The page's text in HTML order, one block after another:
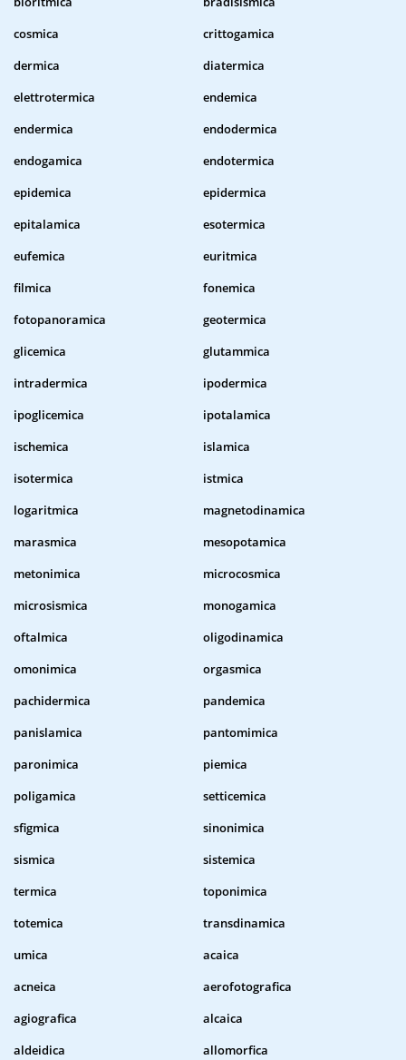
cosmica
crittogamica
dermica
diatermica
elettrotermica
endemica
endermica
endodermica
endogamica
endotermica
epidemica
epidermica
epitalamica
esotermica
eufemica
euritmica
filmica
fonemica
fotopanoramica
geotermica
glicemica
glutammica
intradermica
ipodermica
ipoglicemica
ipotalamica
ischemica
islamica
isotermica
istmica
logaritmica
magnetodinamica
marasmica
mesopotamica
metonimica
microcosmica
microsismica
monogamica
oftalmica
oligodinamica
omonimica
orgasmica
pachidermica
pandemica
panislamica
pantomimica
paronimica
piemica
poligamica
setticemica
sfigmica
sinonimica
sismica
sistemica
termica
toponimica
totemica
transdinamica
umica
acaica
acneica
aerofotografica
agiografica
alcaica
aldeidica
allomorfica